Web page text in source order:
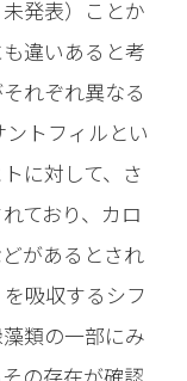
発表）ことか
違いあると考
れぞれ異なる
トフィルとい
に対して、さ
ており、カロ
があるとされ
吸収するシフ
類の一部にみ